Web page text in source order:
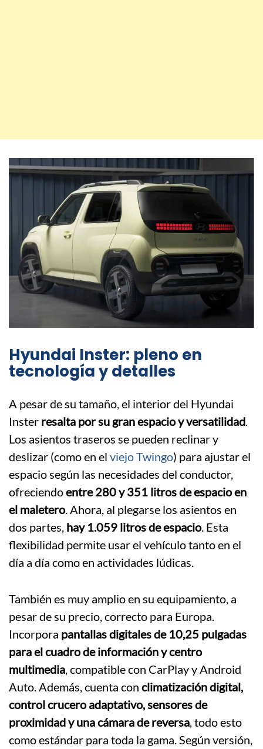
Hyundai Inster: pleno en
tecnología y detalles
A pesar de su tamaño, el interior del Hyundai
Inster resalta por su gran espacio y versatilidad
Los asientos traseros se pueden reclinar y
deslizar (como en el viejo Twingo) para ajustar el
espacio según las necesidades del conductor,
ofreciendoentre 280 y 351 litros de espacio en
el maletero. Ahora, al plegarse los asientos en
dos partes, hay 1.059 litros de espacio. Esta
flexibilidad permite usar el vehículo tanto en el
día a día como en actividades lúdicas.
También es muy amplio en su equipamiento, a
pesar de su precio, correcto para Europa.
Incorpora pantallas digitales de 10,25 pulgadas
para el cuadro de información y centro
multimedia , compatible con CarPlay y Android
Auto. Además, cuenta con climatización digital,
control crucero adaptativo, sensores de
proximidad y una cámara de reversa , todo esto
como estándar para toda la gama. Según versión,